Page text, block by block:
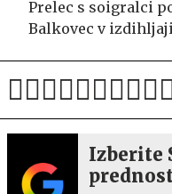
Prelec s soigralci
Balkovec v
Izberite